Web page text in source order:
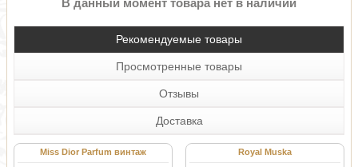
В данный момент товара нет в наличии
Рекомендуемые товары
Просмотренные товары
Отзывы
Доставка
Miss Dior Parfum винтаж Royal Muska